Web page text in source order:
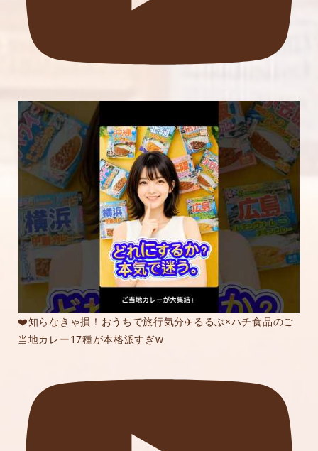
❤️知らなきゃ損！おうちで旅行気分✈️るるぶ×ハチ食品のご
当地カレー17種が本格派すぎw